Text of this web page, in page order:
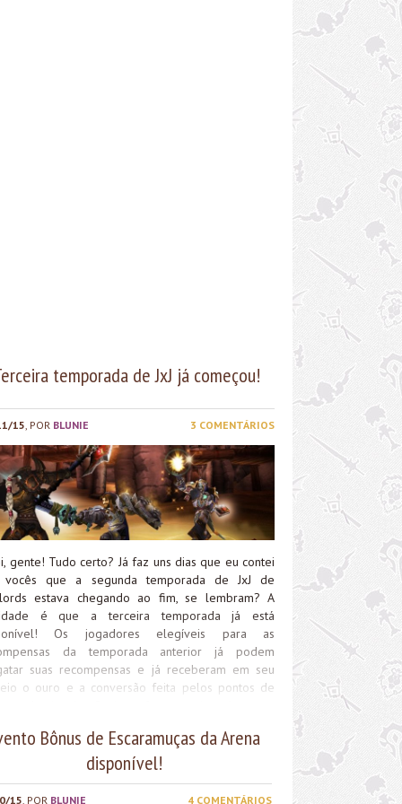
temporada de JxJ já começou!
15 , POR BLUNIE 3 COMENTÁRIOS
gente! Tudo certo? Já faz uns dias que eu contei
que a segunda temporada de JxJ de
estava chegando ao fim, se lembram? A
é que a terceira temporada já está
Os jogadores elegíveis para as
da temporada anterior já podem
suas recompensas e já receberam em seu
o ouro e a conversão feita pelos pontos de
Bora aproveitar a terceira temporada?
da Blunie e bom jogo a todos!
Bônus de Escaramuças da Arena
disponível!
15 , POR BLUNIE 4 COMENTÁRIOS